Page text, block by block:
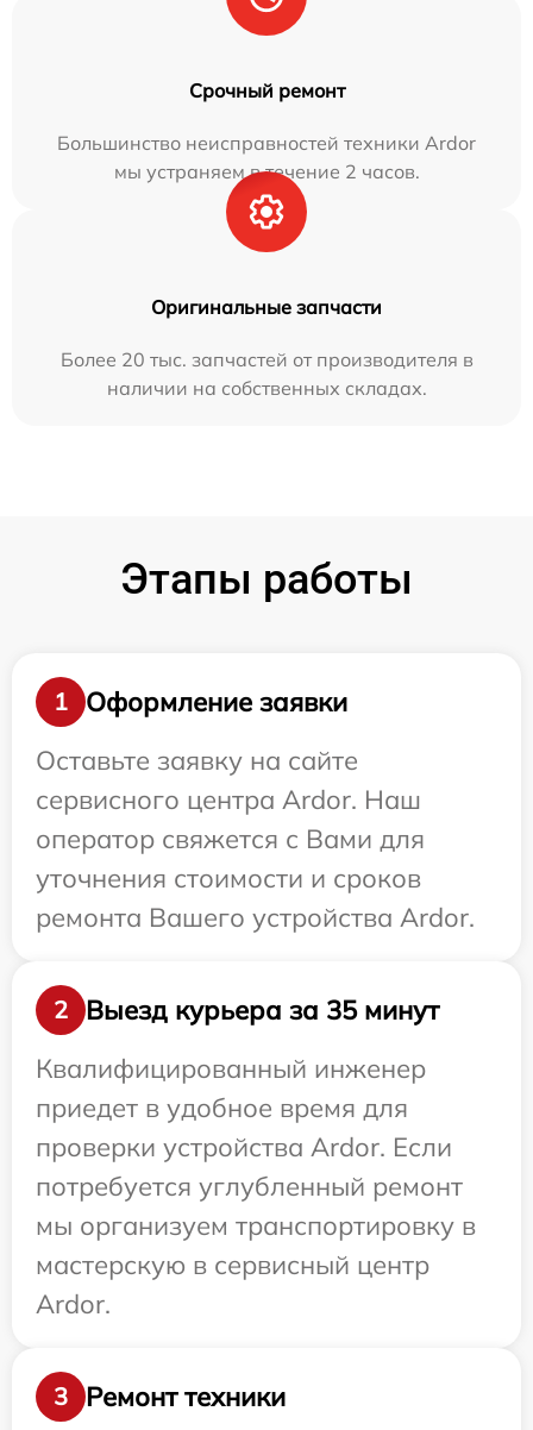
Срочный ремонт
Большинство неисправностей техники Ardor
мы устраняем в течение 2 часов.
Оригинальные запчасти
Более 20 тыс. запчастей от производителя в
наличии на собственных складах.
Этапы работы
1
Оформление заявки
Оставьте заявку на сайте
сервисного центра Ardor. Наш
оператор свяжется с Вами для
уточнения стоимости и сроков
ремонта Вашего устройства Ardor.
2
Выезд курьера за 35 минут
Квалифицированный инженер
приедет в удобное время для
проверки устройства Ardor. Если
потребуется углубленный ремонт
мы организуем транспортировку в
мастерскую в сервисный центр
Ardor.
3 Ремонт техники